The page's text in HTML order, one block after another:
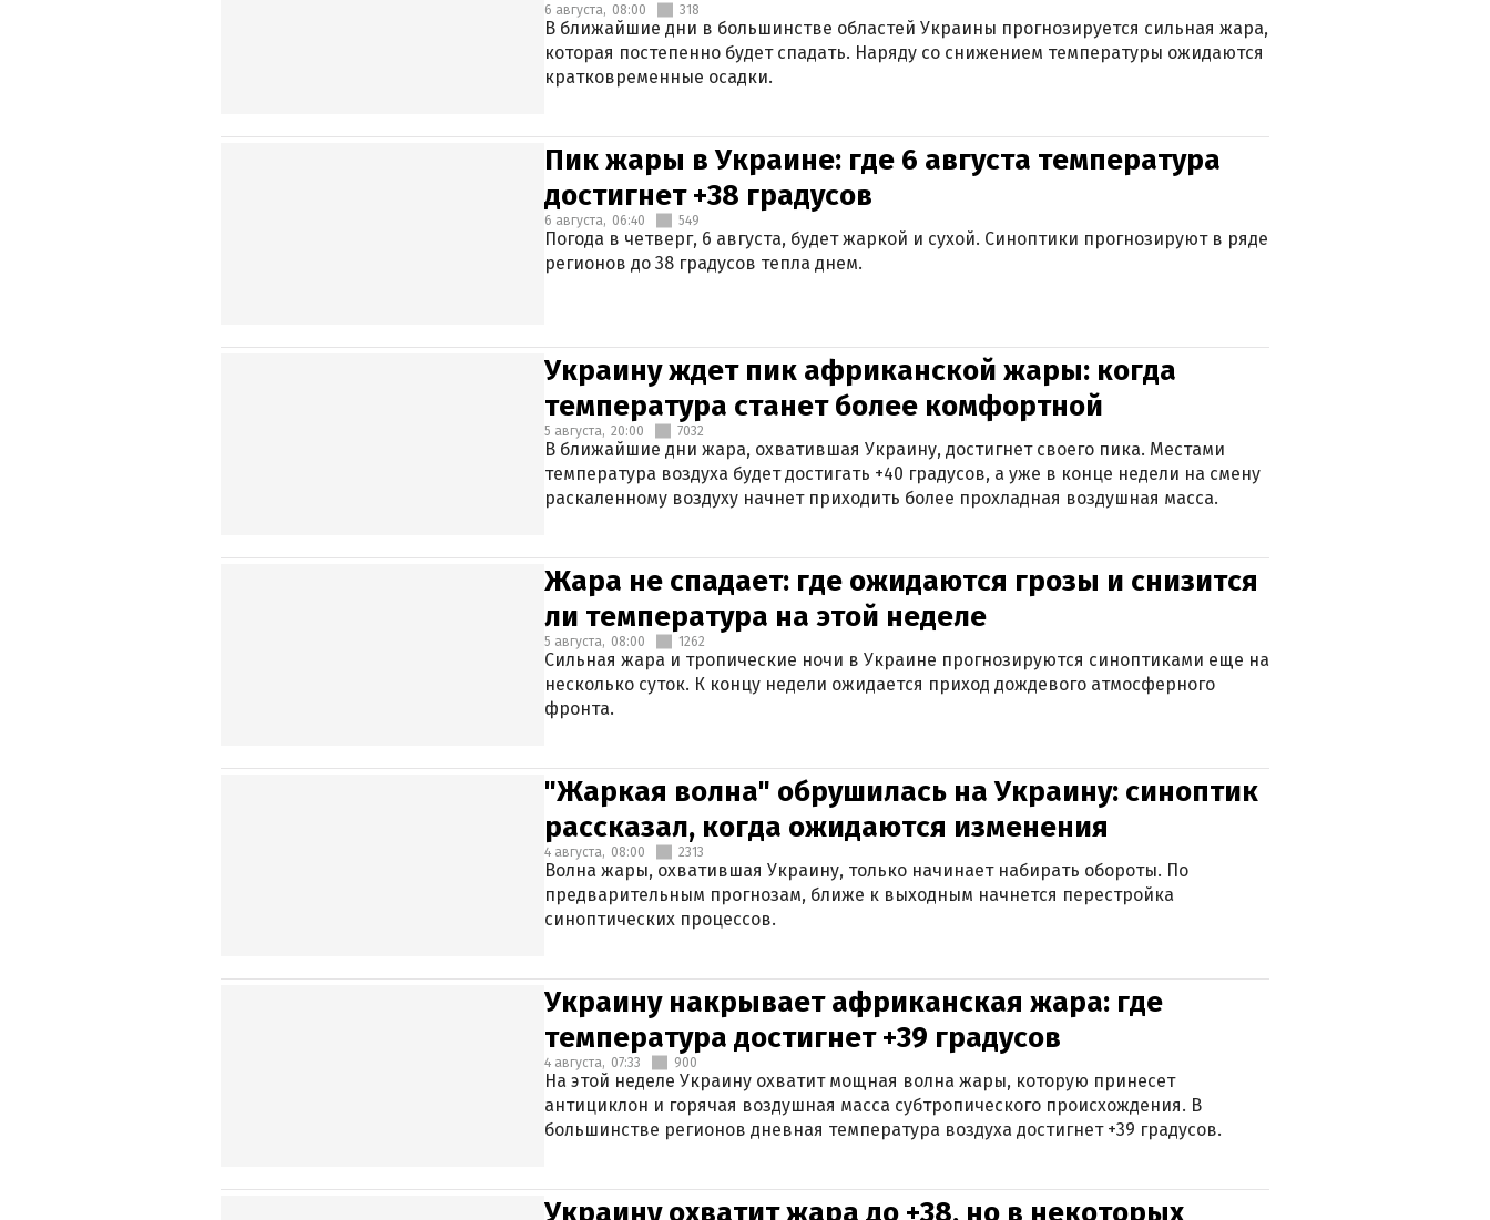
6 августа, 08:00 318
В ближайшие дни в большинстве областей Украины прогнозируется сильная жара,
которая постепенно будет спадать. Наряду со снижением температуры ожидаются
кратковременные осадки.
Пик жары в Украине: где 6 августа температура
достигнет +38 градусов
6 августа, 06:40 549
Погода в четверг, 6 августа, будет жаркой и сухой. Синоптики прогнозируют в ряде
регионов до 38 градусов тепла днем.
Украину ждет пик африканской жары: когда
температура станет более комфортной
5 августа, 20:00 7032
В ближайшие дни жара, охватившая Украину, достигнет своего пика. Местами
температура воздуха будет достигать +40 градусов, а уже в конце недели на смену
раскаленному воздуху начнет приходить более прохладная воздушная масса.
Жара не спадает: где ожидаются грозы и снизится
ли температура на этой неделе
5 августа, 08:00 1262
Сильная жара и тропические ночи в Украине прогнозируются синоптиками еще на
несколько суток. К концу недели ожидается приход дождевого атмосферного
фронта.
"Жаркая волна" обрушилась на Украину: синоптик
рассказал, когда ожидаются изменения
4 августа, 08:00 2313
Волна жары, охватившая Украину, только начинает набирать обороты. По
предварительным прогнозам, ближе к выходным начнется перестройка
синоптических процессов.
Украину накрывает африканская жара: где
температура достигнет +39 градусов
4 августа, 07:33 900
На этой неделе Украину охватит мощная волна жары, которую принесет
антициклон и горячая воздушная масса субтропического происхождения. В
большинстве регионов дневная температура воздуха достигнет +39 градусов.
Украину охватит жара до +38, но в некоторых